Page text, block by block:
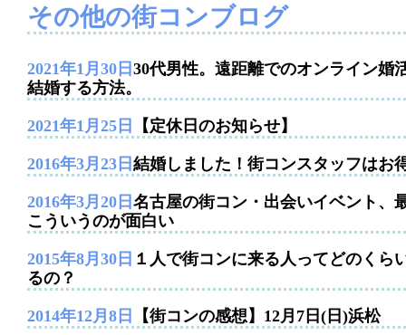
その他の街コンブログ
2021年1月30日 30代男性。遠距離でのオンライン婚
結婚する方法。
2021年1月25日 【定休日のお知らせ】
2016年3月23日 結婚しました！街コンスタッフはお
2016年3月20日 名古屋の街コン・出会いイベント、
こういうのが面白い
2015年8月30日 １人で街コンに来る人ってどのくら
るの？
2014年12月8日 【街コンの感想】12月7日(日)浜松